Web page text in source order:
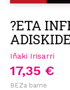
?ETA
ADISKIDE
Iñaki Irisarri
17,35 €
BEZa barne